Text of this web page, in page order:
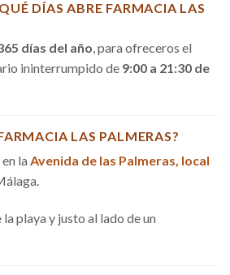
DÍAS ABRE FARMACIA LAS
días del año, para ofreceros el
ininterrumpido de 9:00 a 21:30 de
LAS PALMERAS?
la Avenida de las Palmeras, local
playa y justo al lado de un